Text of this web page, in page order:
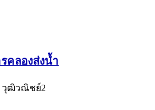
คลองส่งน้ำ
วุฒิวณิชย์2